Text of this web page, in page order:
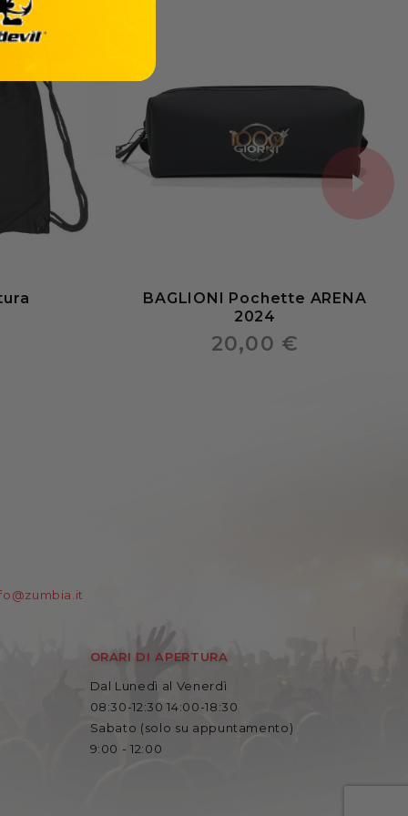
BAGLIONI Pochette ARENA
2024
20,00 €
ORARI DI APERTURA
Dal Lunedì al Venerdì
08:30-12:30 14:00-18:30
Sabato (solo su appuntamento)
9:00 - 12:00